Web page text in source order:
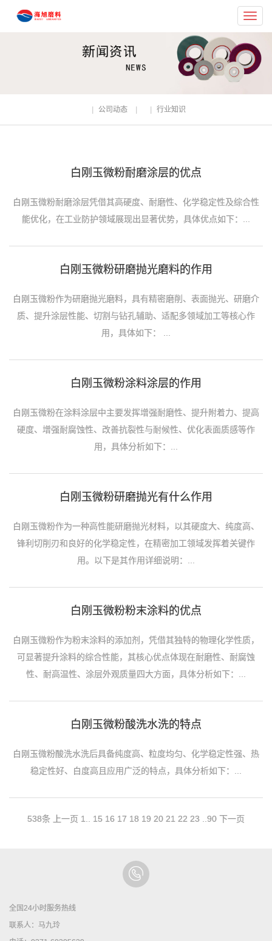
公司动态 行业知识
白刚玉微粉耐磨涂层的优点
白刚玉微粉耐磨涂层凭借其高硬度、耐磨性、化学稳定性及综合性
能优化，在工业防护领域展现出显著优势，具体优点如下：...
白刚玉微粉研磨抛光磨料的作用
白刚玉微粉作为研磨抛光磨料，具有精密磨削、表面抛光、研磨介
质、提升涂层性能、切割与钻孔辅助、适配多领域加工等核心作
用，具体如下： ...
白刚玉微粉涂料涂层的作用
白刚玉微粉在涂料涂层中主要发挥增强耐磨性、提升附着力、提高
硬度、增强耐腐蚀性、改善抗裂性与耐候性、优化表面质感等作
用，具体分析如下：...
白刚玉微粉研磨抛光有什么作用
白刚玉微粉作为一种高性能研磨抛光材料，以其硬度大、纯度高、
锋利切削刃和良好的化学稳定性，在精密加工领域发挥着关键作
用。以下是其作用详细说明：...
白刚玉微粉粉末涂料的优点
白刚玉微粉作为粉末涂料的添加剂，凭借其独特的物理化学性质，
可显著提升涂料的综合性能，其核心优点体现在耐磨性、耐腐蚀
性、耐高温性、涂层外观质量四大方面，具体分析如下：...
白刚玉微粉酸洗水洗的特点
白刚玉微粉酸洗水洗后具备纯度高、粒度均匀、化学稳定性强、热
稳定性好、白度高且应用广泛的特点，具体分析如下：...
538条 上一页 1.. 15 16 17 18 19 20 21 22 23 ..90 下一页
全国24小时服务热线
联系人：马九玲